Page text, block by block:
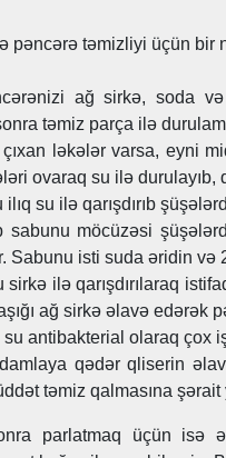
pəncərə təmizliyi üçün bir
ağ sirkə, soda
təmiz parça ilə
ləkələr varsa, eyni
ovaraq su ilə durulayıb,
ilıq su ilə qarışdırıb
sabunu möcüzəsi
Sabunu isti suda əridin və
sirkə ilə qarışdırılaraq
ağ sirkə əlavə edərək
su antibakterial olaraq çox
qədər qliserin
təmiz qalmasına şərait
parlatmaq üçün isə ən